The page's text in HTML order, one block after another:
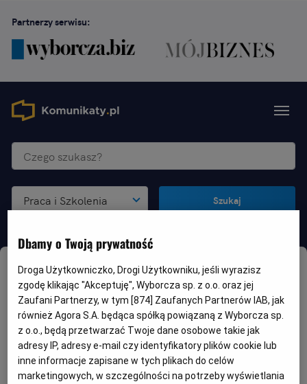
Partnerzy serwisu:
Praca i Szkolenia Szukaj
Praca i Szkolenia- Olsztyn
Liczba ogłoszeń: 0)
Wydanie nr: 220/2026 z dnia 9.08.2026
Wszystkie kategorie Praca i Szkolenia
Dbamy o Twoją prywatność
Droga Użytkowniczko, Drogi Użytkowniku, jeśli wyrazisz
zgodę klikając "Akceptuję", Wyborcza sp. z o.o. oraz jej
Zaufani Partnerzy, w tym [874] Zaufanych Partnerów IAB, jak
również Agora S.A. będąca spółką powiązaną z Wyborcza sp.
z o.o., będą przetwarzać Twoje dane osobowe takie jak
adresy IP, adresy e-mail czy identyfikatory plików cookie lub
inne informacje zapisane w tych plikach do celów
marketingowych, w szczególności na potrzeby wyświetlania